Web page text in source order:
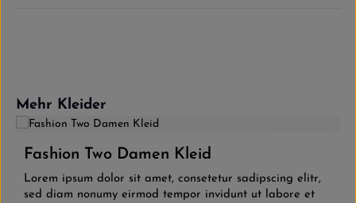
Produktgalerie überspringen
Mehr Kleider
Fashion Two Damen Kleid
Lorem ipsum dolor sit amet, consetetur sadipscing elitr,
sed diam nonumy eirmod tempor invidunt ut labore et